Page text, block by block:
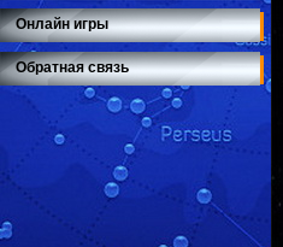
Онлайн игры
Обратная связь